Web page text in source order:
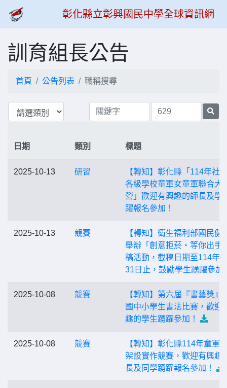
彰化縣立彰興國民中學全球資訊網
訓育組長公告
首頁 公告列表 職稱搜尋
日期 類別 標題
2025-10-13 研習
【轉知】彰化縣「114年社
各級學校童軍女童軍聯合大
營」歡迎有興趣的師長及學
躍報名參加！
2025-10-13 競賽
【轉知】衛生福利部國民健
舉辦「創意拒菸‧等你出手
稿活動，截稿日期至114年
31日止，鼓勵學生踴躍參加
2025-10-08 競賽
【轉知】第六屆『書藝獎』
國中小學生書法比賽，歡迎
趣的學生踴躍參加！
2025-10-08 競賽
【轉知】彰化縣114年童軍
架設實作競賽，歡迎有興趣
長及同學踴躍報名參加！